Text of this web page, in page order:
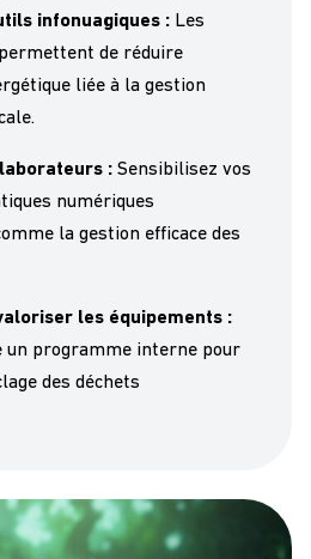
infonuagiques : Les
de réduire
liée à la gestion
: Sensibilisez vos
numériques
la gestion efficace des
les équipements :
un programme interne pour
des déchets